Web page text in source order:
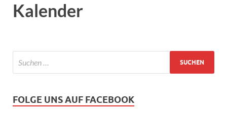
Kalender
FOLGE UNS AUF FACEBOOK